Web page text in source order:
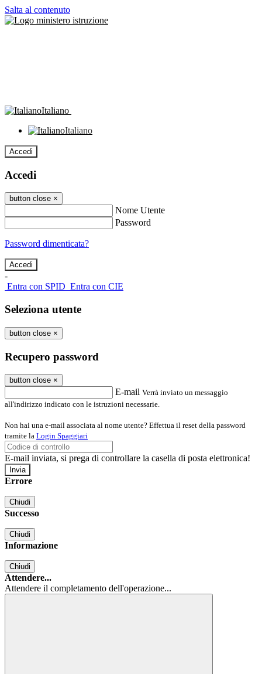
Salta al contenuto
Italiano
Italiano
Accedi
Accedi
button close ×
Nome Utente
Password
Password dimenticata?
-
Entra con SPID Entra con CIE
Seleziona utente
button close ×
Recupero password
button close ×
E-mail Verrà inviato un messaggio
all'indirizzo indicato con le istruzioni necessarie.
Non hai una e-mail associata al nome utente? Effettua il reset della password
tramite la Login Spaggiari
E-mail inviata, si prega di controllare la casella di posta elettronica!
Errore
Chiudi
Successo
Chiudi
Informazione
Chiudi
Attendere...
Attendere il completamento dell'operazione...